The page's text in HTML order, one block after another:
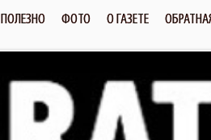
ПОЛЕЗНО ФОТО О ГАЗЕТЕ